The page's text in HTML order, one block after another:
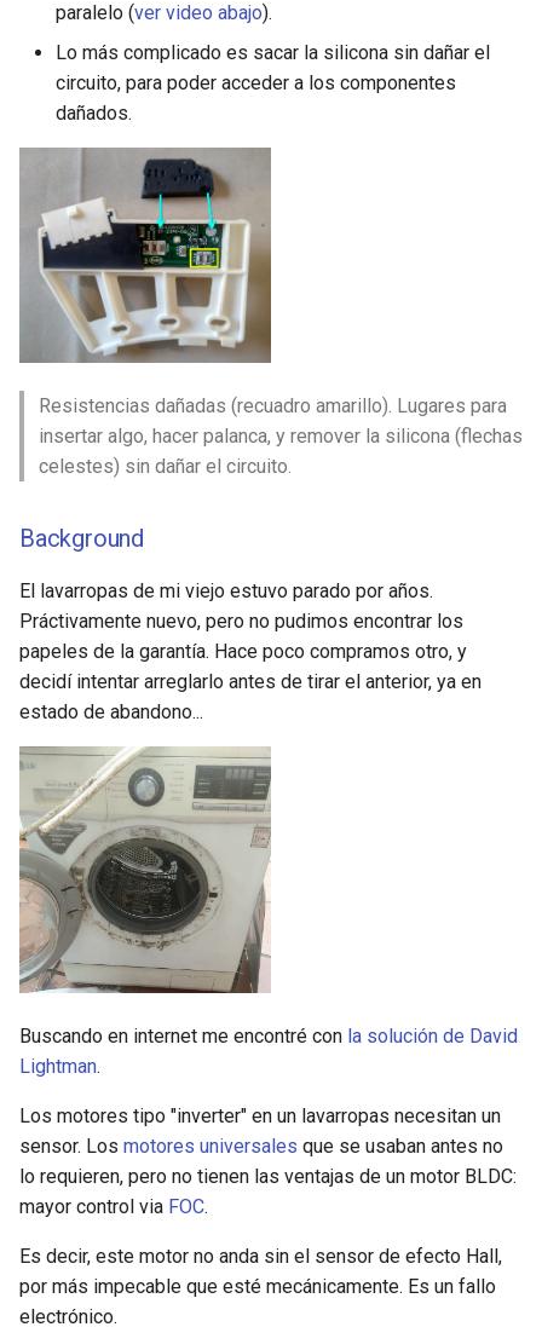
paralelo (ver video abajo).
Lo más complicado es sacar la silicona sin dañar el
circuito, para poder acceder a los componentes
dañados.
Resistencias dañadas (recuadro amarillo). Lugares para
insertar algo, hacer palanca, y remover la silicona (flechas
celestes) sin dañar el circuito.
Background
El lavarropas de mi viejo estuvo parado por años.
Práctivamente nuevo, pero no pudimos encontrar los
papeles de la garantía. Hace poco compramos otro, y
decidí intentar arreglarlo antes de tirar el anterior, ya en
estado de abandono...
Buscando en internet me encontré con la solución de David
Lightman.
Los motores tipo "inverter" en un lavarropas necesitan un
sensor. Los motores universales que se usaban antes no
lo requieren, pero no tienen las ventajas de un motor BLDC:
mayor control via FOC.
Es decir, este motor no anda sin el sensor de efecto Hall,
por más impecable que esté mecánicamente. Es un fallo
electrónico.